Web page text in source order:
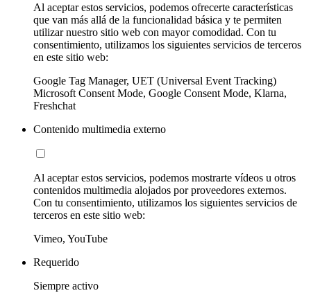
Al aceptar estos servicios, podemos ofrecerte características
que van más allá de la funcionalidad básica y te permiten
utilizar nuestro sitio web con mayor comodidad. Con tu
consentimiento, utilizamos los siguientes servicios de terceros
en este sitio web:
Google Tag Manager, UET (Universal Event Tracking)
Microsoft Consent Mode, Google Consent Mode, Klarna,
Freshchat
Contenido multimedia externo
Al aceptar estos servicios, podemos mostrarte vídeos u otros
contenidos multimedia alojados por proveedores externos.
Con tu consentimiento, utilizamos los siguientes servicios de
terceros en este sitio web:
Vimeo, YouTube
Requerido
Siempre activo